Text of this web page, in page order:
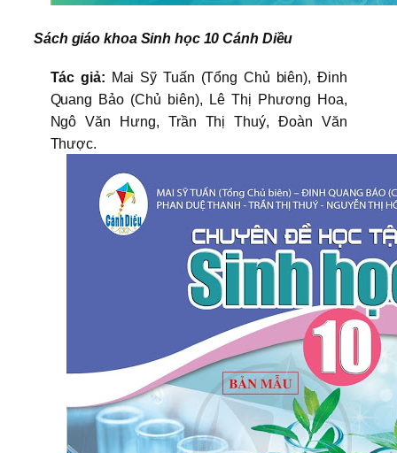
Sách giáo khoa Sinh học 10 Cánh Diều
Tác giả: Mai Sỹ Tuấn (Tổng Chủ biên), Đinh
Quang Bảo (Chủ biên), Lê Thị Phương Hoa,
Ngô Văn Hưng, Trần Thị Thuý, Đoàn Văn
Thược.